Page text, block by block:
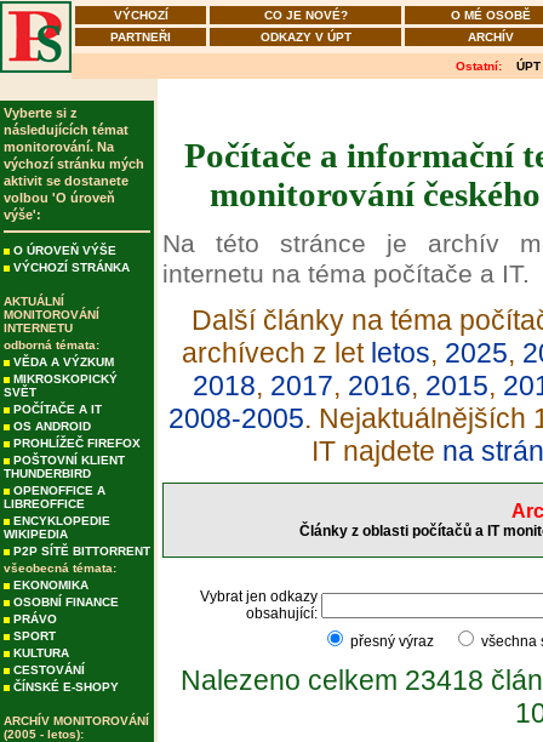
VÝCHOZÍ CO JE NOVÉ?
O MÉ OSOBĚ
PARTNEŘI
ODKAZY V ÚPT ARCHÍV
Ostatní: ÚPT
Vyberte si z
následujících témat
monitorování. Na
výchozí stránku mých
aktivit se dostanete
volbou 'O úroveň
výše':
O ÚROVEŇ VÝŠE
VÝCHOZÍ STRÁNKA
AKTUÁLNÍ
MONITOROVÁNÍ
INTERNETU
odborná témata:
VĚDA A VÝZKUM
MIKROSKOPICKÝ
SVĚT
POČÍTAČE A IT
OS ANDROID
PROHLÍŽEČ FIREFOX
POŠTOVNÍ KLIENT
THUNDERBIRD
OPENOFFICE A
LIBREOFFICE
ENCYKLOPEDIE
WIKIPEDIA
P2P SÍTĚ BITTORRENT
všeobecná témata:
EKONOMIKA
OSOBNÍ FINANCE
PRÁVO
SPORT
KULTURA
CESTOVÁNÍ
ČÍNSKÉ E-SHOPY
ARCHÍV MONITOROVÁNÍ
(2005 - letos):
Počítače a informační
monitorování
Na této stránce je archív
internetu na téma počítače a IT.
Další články na téma
archívech z let letos, 2025,
2018, 2017, 2016, 2015,
2008-2005. Nejaktuálnějších
IT najdete na
Články z oblasti počítačů a IT
Vybrat jen odkazy
obsahující:
přesný výraz
Nalezeno celkem 23418